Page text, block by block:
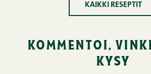
KAIKKI RESEPTIT
kommentoi,
kysy